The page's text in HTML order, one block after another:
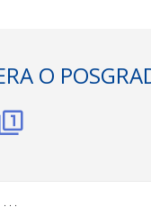
O
. . .